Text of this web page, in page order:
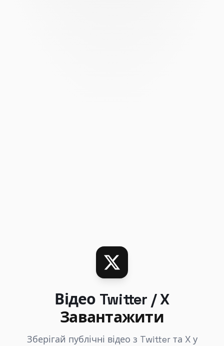
Відео Twitter / X
Завантажити
Зберігай публічні відео з Twitter та X у